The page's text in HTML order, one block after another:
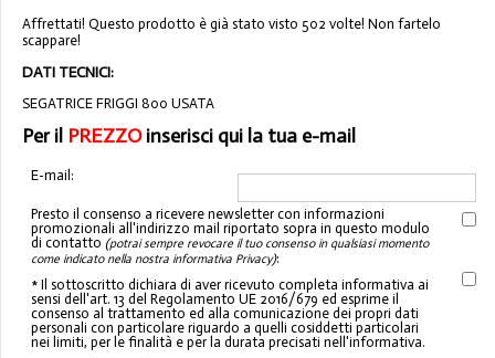
Affrettati! Questo prodotto è già stato visto 502 volte! Non fartelo
scappare!
DATI TECNICI:
SEGATRICE FRIGGI 800 USATA
Per il PREZZOinserisci qui la tua e-mail
E-mail:
Presto il consenso a ricevere newsletter con informazioni
promozionali all'indirizzo mail riportato sopra in questo modulo
di contatto (potrai sempre revocare il tuo consenso in qualsiasi momento
come indicato nella nostra informativa Privacy):
* Il sottoscritto dichiara di aver ricevuto completa informativa ai
sensi dell'art. 13 del Regolamento UE 2016/679 ed esprime il
consenso al trattamento ed alla comunicazione dei propri dati
personali con particolare riguardo a quelli cosiddetti particolari
nei limiti, per le finalità e per la durata precisati nell'informativa.